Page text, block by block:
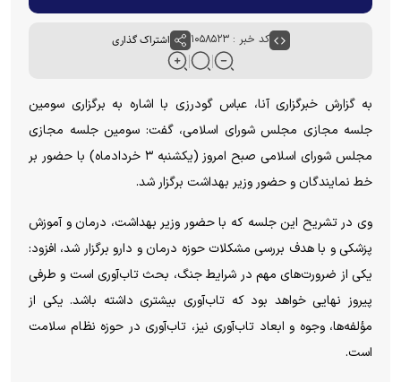
کد خبر : ۱۰۵۸۵۲۳ اشتراک گذاری
به گزارش خبرگزاری آنا، عباس گودرزی با اشاره به برگزاری سومین
جلسه مجازی مجلس شورای اسلامی، گفت: سومین جلسه مجازی
مجلس شورای اسلامی صبح امروز (یکشنبه ۳ خردادماه) با حضور بر
خط نمایندگان و حضور وزیر بهداشت برگزار شد.
وی در تشریح این جلسه که با حضور وزیر بهداشت، درمان و آموزش
پزشکی و با هدف بررسی مشکلات حوزه درمان و دارو برگزار شد، افزود:
یکی از ضرورت‌های مهم در شرایط جنگ، بحث تاب‌آوری است و طرفی
پیروز نهایی خواهد بود که تاب‌آوری بیشتری داشته باشد. یکی از
مؤلفه‌ها، وجوه و ابعاد تاب‌آوری نیز، تاب‌آوری در حوزه نظام سلامت
است.